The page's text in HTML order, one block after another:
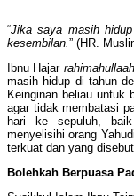
“Jika saya masih
kesembilan.” (HR.
Ibnu Hajar rahimahullaah
masih hidup di tahun
Keinginan beliau untuk
agar tidak membatasi
hari ke sepuluh,
menyelisihi orang
terkuat dan yang
Bolehkah Berpuasa